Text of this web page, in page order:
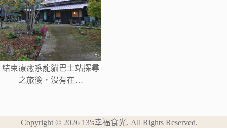
結束療癒系龍貓巴士站探尋
之旅後，沒有在…
Copyright © 2026 13's幸福食光. All Rights Reserved.